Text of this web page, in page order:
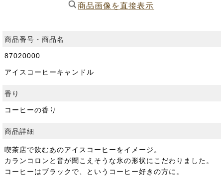
商品画像を直接表示
商品番号・商品名
87020000
アイスコーヒーキャンドル
香り
コーヒーの香り
商品詳細
喫茶店で飲むあのアイスコーヒーをイメージ。
カランコロンと音が聞こえそうな氷の形状にこだわりました。
コーヒーはブラックで、というコーヒー好きの方に。